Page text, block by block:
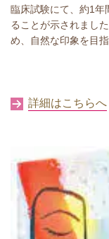
臨床試験にて、約1年
ることが示されました
め、自然な印象を目指
詳細はこちらへ